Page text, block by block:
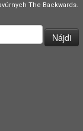
The Backwards.